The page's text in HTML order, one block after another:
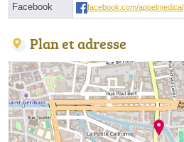
Facebook facebook.com/appelmedical
Plan et adresse